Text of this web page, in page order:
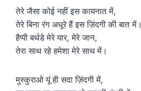
तेरे जैसा कोई नहीं इस कायनात में,
तेरे बिना रंग अधूरे हैं इस ज़िंदगी की बात में।
हैप्पी बर्थडे मेरे यार, मेरे जान,
तेरा साथ रहे हमेशा मेरे साथ में।
मुस्कुराओ यूं ही सदा ज़िंदगी में,